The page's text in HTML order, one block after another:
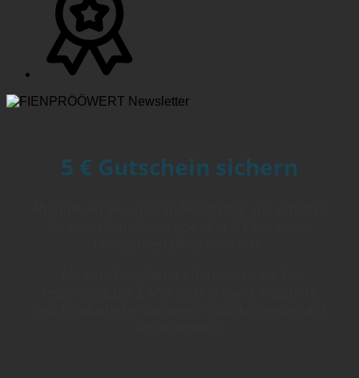
5 € Gutschein sichern